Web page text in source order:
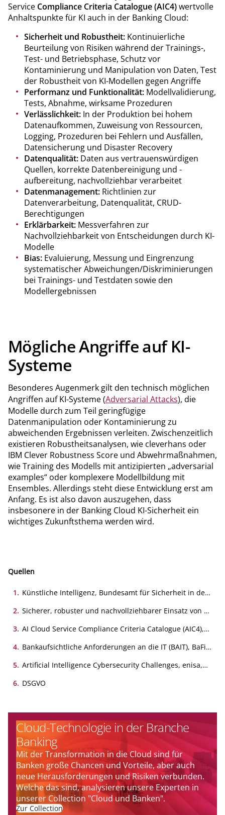
Service Compliance Criteria Catalogue (AIC4)wertvolle
Anhaltspunkte für KI auch in der Banking Cloud:
Sicherheit und Robustheit: Kontinuierliche
Beurteilung von Risiken während der Trainings-,
Test- und Betriebsphase, Schutz vor
Kontaminierung und Manipulation von Daten, Test
der Robustheit von KI-Modellen gegen Angriffe
Performanz und Funktionalität: Modellvalidierung,
Tests, Abnahme, wirksame Prozeduren
Verlässlichkeit: In der Produktion bei hohem
Datenaufkommen, Zuweisung von Ressourcen,
Logging, Prozeduren bei Fehlern und Ausfällen,
Datensicherung und Disaster Recovery
Datenqualität: Daten aus vertrauenswürdigen
Quellen, korrekte Datenbereinigung und -
aufbereitung, nachvollziehbar verarbeitet
Datenmanagement: Richtlinien zur
Datenverarbeitung, Datenqualität, CRUD-
Berechtigungen
Erklärbarkeit: Messverfahren zur
Nachvollziehbarkeit von Entscheidungen durch KI-
Modelle
Bias: Evaluierung, Messung und Eingrenzung
systematischer Abweichungen/Diskriminierungen
bei Trainings- und Testdaten sowie den
Modellergebnissen
Mögliche Angriffe auf KI-
Systeme
Besonderes Augenmerk gilt den technisch möglichen
Angriffen auf KI-Systeme (Adversarial Attacks), die
Modelle durch zum Teil geringfügige
Datenmanipulation oder Kontaminierung zu
abweichenden Ergebnissen verleiten. Zwischenzeitlich
existieren Robustheitsanalysen, wie cleverhans oder
IBM Clever Robustness Score und Abwehrmaßnahmen,
wie Training des Modells mit antizipierten „adversarial
examples“ oder komplexere Modellbildung mit
Ensembles. Allerdings steht diese Entwicklung erst am
Anfang. Es ist also davon auszugehen, dass
insbesonere in der Banking Cloud KI-Sicherheit ein
wichtiges Zukunftsthema werden wird.
Quellen
1. Künstliche Intelligenz, Bundesamt für Sicherheit in der
2. Sicherer, robuster und nachvollziehbarer Einsatz von KI,
2021
3. AI Cloud Service Compliance Criteria Catalogue (AIC4),
2021
4. Bankaufsichtliche Anforderungen an die IT (BAIT), BaFin,
5. Artificial Intelligence Cybersecurity Challenges, enisa,
6. DSGVO
Cloud-Technologie in der Branche
Banking
Mit der Transformation in die Cloud sind für
Banken große Chancen und Vorteile, aber auch
neue Herausforderungen und Risiken verbunden.
Welche das sind, analysieren unsere Experten in
unserer Collection "Cloud und Banken".
Zur Collection